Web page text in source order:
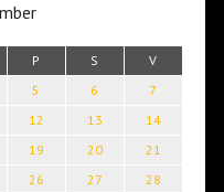
P S V
5 6
7
12 13
14
19 20
21
26 27
28